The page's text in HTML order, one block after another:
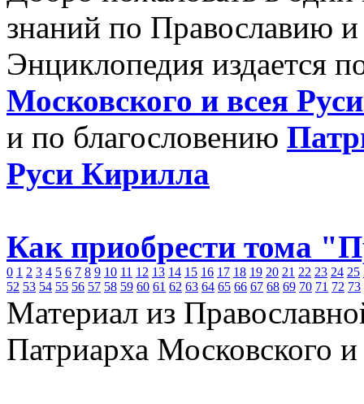
знаний по Православию
Энциклопедия издается
Московского и всея
и по благословению
Руси Кирилла
Как приобрести тома
0 1 2 3 4 5 6 7 8 9 10 11 12 13 14 15 16 17 18 19 20 21 22 23 24 25
52 53 54 55 56 57 58 59 60 61 62 63 64 65 66 67 68 69 70 71 72 73
Материал из
Патриарха Московского